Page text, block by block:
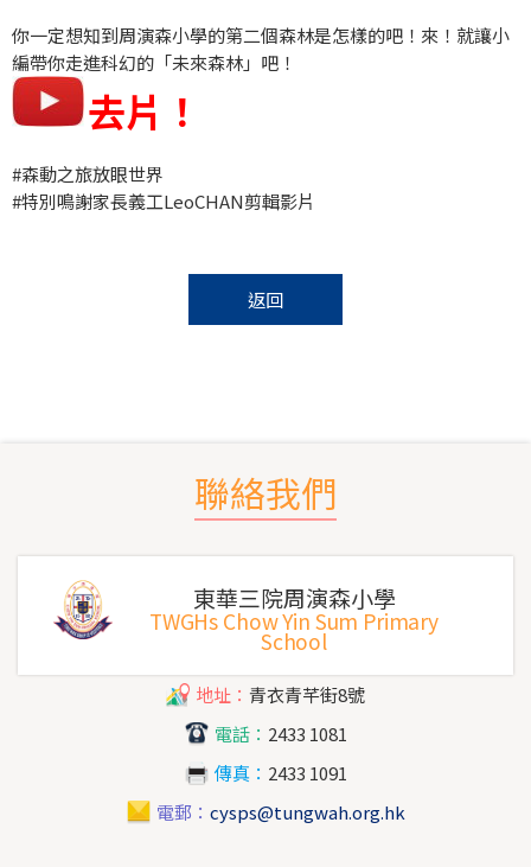
你一定想知到周演森小學的第二個森林是怎樣的吧！來！就讓小
編帶你走進科幻的「未來森林」吧！
去片！
#森動之旅放眼世界
#特別鳴謝家長義工LeoCHAN剪輯影片
返回
聯絡我們
東華三院周演森小學
TWGHs Chow Yin Sum Primary
School
地址： 青衣青芊街8號
電話： 2433 1081
傳真： 2433 1091
電郵： cysps@tungwah.org.hk